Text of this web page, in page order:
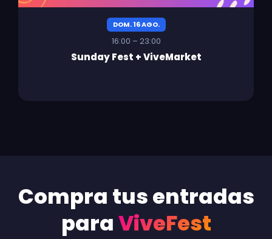
DOM. 16 AGO.
16:00 – 23:00
Sunday Fest + ViveMarket
Compra tus entradas
paraViveFest